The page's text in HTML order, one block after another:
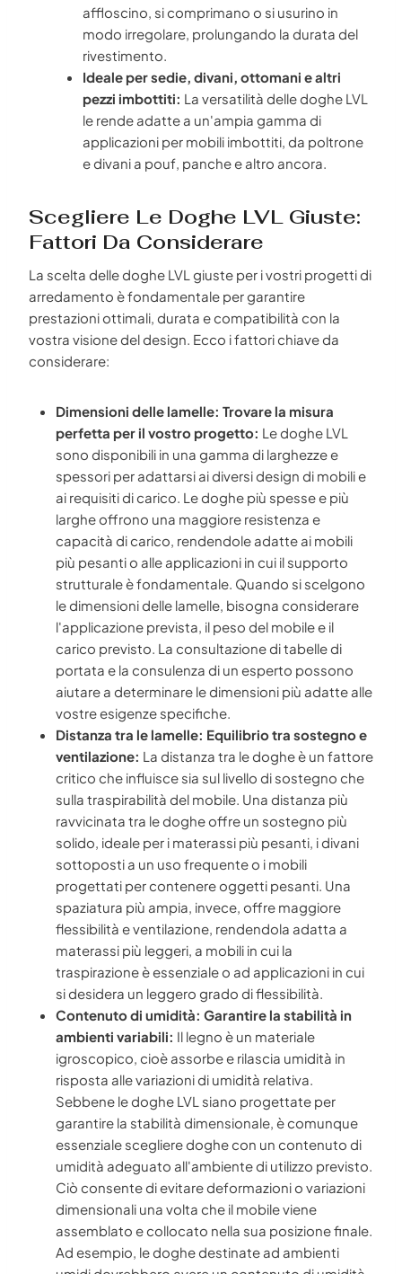
affloscino, si comprimano o si usurino in
modo irregolare, prolungando la durata del
rivestimento.
Ideale per sedie, divani, ottomani e altri
pezzi imbottiti: La versatilità delle doghe LVL
le rende adatte a un'ampia gamma di
applicazioni per mobili imbottiti, da poltrone
e divani a pouf, panche e altro ancora.
Scegliere Le Doghe LVL Giuste:
Fattori Da Considerare
La scelta delle doghe LVL giuste per i vostri progetti di
arredamento è fondamentale per garantire
prestazioni ottimali, durata e compatibilità con la
vostra visione del design. Ecco i fattori chiave da
considerare:
Dimensioni delle lamelle: Trovare la misura
perfetta per il vostro progetto: Le doghe LVL
sono disponibili in una gamma di larghezze e
spessori per adattarsi ai diversi design di mobili e
ai requisiti di carico. Le doghe più spesse e più
larghe offrono una maggiore resistenza e
capacità di carico, rendendole adatte ai mobili
più pesanti o alle applicazioni in cui il supporto
strutturale è fondamentale. Quando si scelgono
le dimensioni delle lamelle, bisogna considerare
l'applicazione prevista, il peso del mobile e il
carico previsto. La consultazione di tabelle di
portata e la consulenza di un esperto possono
aiutare a determinare le dimensioni più adatte alle
vostre esigenze specifiche.
Distanza tra le lamelle: Equilibrio tra sostegno e
ventilazione: La distanza tra le doghe è un fattore
critico che influisce sia sul livello di sostegno che
sulla traspirabilità del mobile. Una distanza più
ravvicinata tra le doghe offre un sostegno più
solido, ideale per i materassi più pesanti, i divani
sottoposti a un uso frequente o i mobili
progettati per contenere oggetti pesanti. Una
spaziatura più ampia, invece, offre maggiore
flessibilità e ventilazione, rendendola adatta a
materassi più leggeri, a mobili in cui la
traspirazione è essenziale o ad applicazioni in cui
si desidera un leggero grado di flessibilità.
Contenuto di umidità: Garantire la stabilità in
ambienti variabili: Il legno è un materiale
igroscopico, cioè assorbe e rilascia umidità in
risposta alle variazioni di umidità relativa.
Sebbene le doghe LVL siano progettate per
garantire la stabilità dimensionale, è comunque
essenziale scegliere doghe con un contenuto di
umidità adeguato all'ambiente di utilizzo previsto.
Ciò consente di evitare deformazioni o variazioni
dimensionali una volta che il mobile viene
assemblato e collocato nella sua posizione finale.
Ad esempio, le doghe destinate ad ambienti